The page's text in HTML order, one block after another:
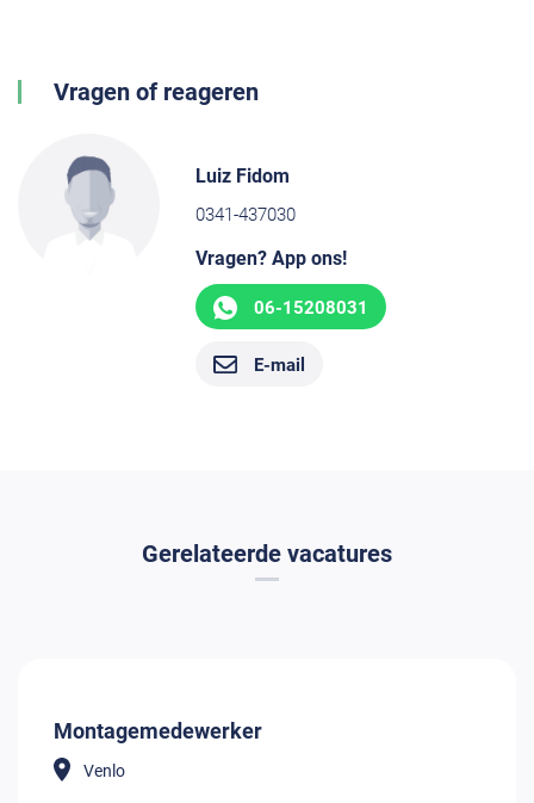
Vragen of reageren
Luiz Fidom
0341-437030
Vragen? App ons!
06-15208031
E-mail
Gerelateerde vacatures
Montagemedewerker
Venlo